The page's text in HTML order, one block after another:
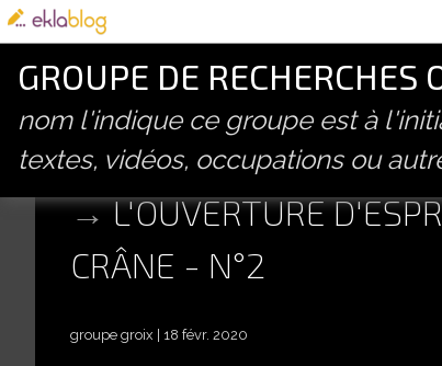
GROUPE DE
nom l'indique ce groupe est à
textes, vidéos, occupations ou
L'OUVERTURE
CRÂNE - N°2
groupe groix 18 févr. 2020